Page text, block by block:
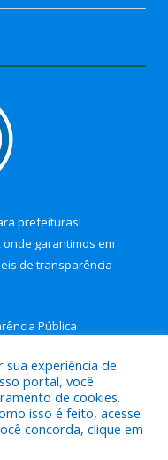
prefeituras!
onde garantimos em
de transparência
Pública
Municipal de Nova
sua experiência de
portal, você
de cookies.
isso é feito, acesse
concorda, clique em